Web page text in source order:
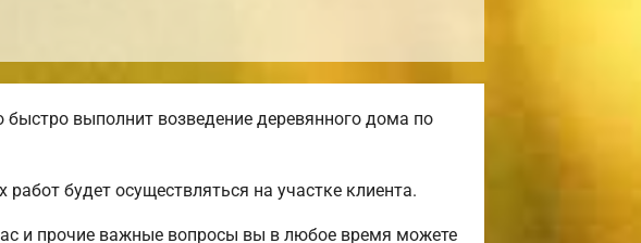
выполнит возведение деревянного дома по
будет осуществляться на участке клиента.
и прочие важные вопросы вы в любое время можете